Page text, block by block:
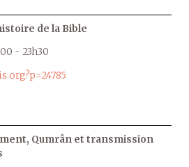
de la Bible
- 23h30
Qumrân et transmission